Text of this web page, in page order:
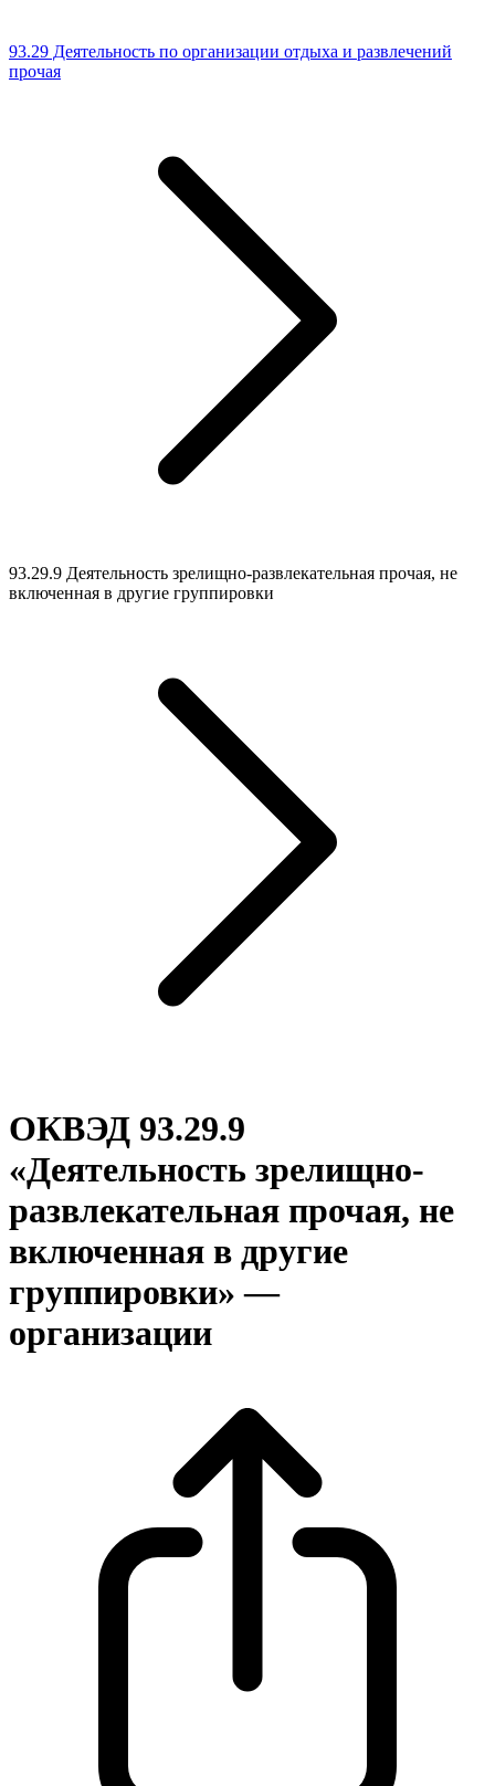
93.29 Деятельность по организации отдыха и развлечений
прочая
93.29.9 Деятельность зрелищно-развлекательная прочая, не
включенная в другие группировки
ОКВЭД 93.29.9
«Деятельность зрелищно-
развлекательная прочая, не
включенная в другие
группировки» —
организации